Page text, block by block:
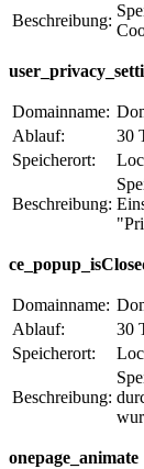
Beschreibung:
Domainname:
Ablauf:
30
Speicherort:
Beschreibung:
Domainname:
Ablauf:
30
Speicherort:
Beschreibung:
onepage_animate